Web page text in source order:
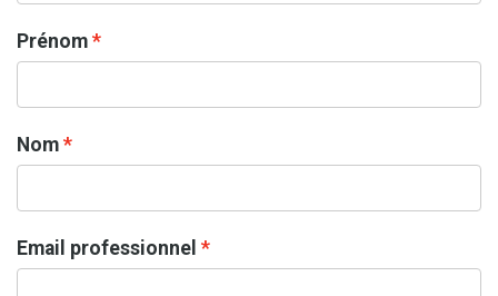
Prénom
Nom
Email professionnel